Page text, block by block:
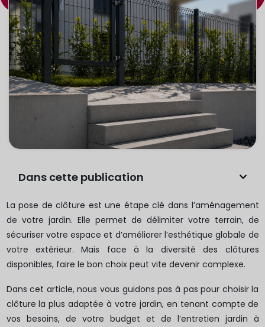
Dans cette publication
La pose de clôture est une étape clé dans l’aménagement
de votre jardin. Elle permet de délimiter votre terrain, de
sécuriser votre espace et d’améliorer l’esthétique globale de
votre extérieur. Mais face à la diversité des clôtures
disponibles, faire le bon choix peut vite devenir complexe.
Dans cet article, nous vous guidons pas à pas pour choisir la
clôture la plus adaptée à votre jardin, en tenant compte de
vos besoins, de votre budget et de l’entretien jardin à